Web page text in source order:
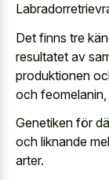
Det finns tre
resultatet av
produktionen
och
Genetiken för
och liknande
arter.